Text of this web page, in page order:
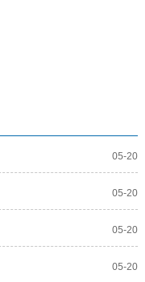
05-20
05-20
05-20
05-20